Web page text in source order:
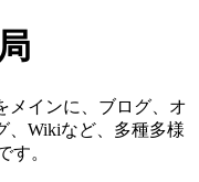
メインに、ブログ、オ
、Wikiなど、多種多様
す。